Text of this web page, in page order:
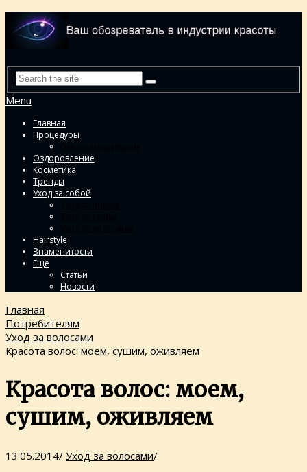
Menu
Главная
Процедуры
Оздоровление
Косметика
Тренды
Уход за собой
Hairstyle
Знаменитости
Еще
Статьи
Новости
Главная
Потребителям
Уход за волосами
Красота волос: моем, сушим, оживляем
Красота волос: моем,
сушим, оживляем
13.05.2014/ Уход за волосами/